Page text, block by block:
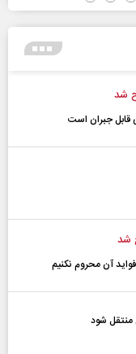
شد
قابل جبران است
شد
فواید آن محروم نکنیم
شود